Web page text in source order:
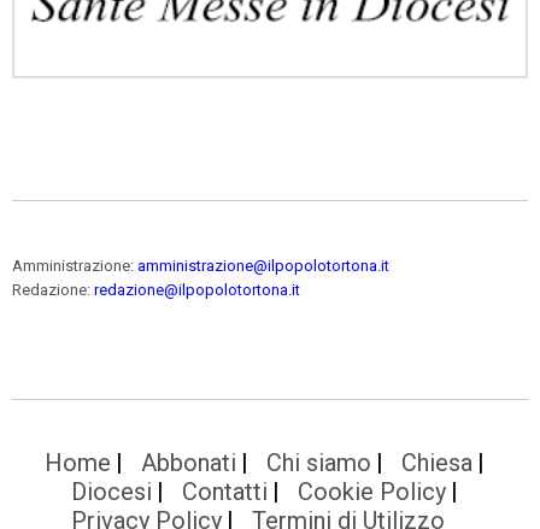
Amministrazione: amministrazione@ilpopolotortona.it
Redazione: redazione@ilpopolotortona.it
Home Abbonati Chi siamo
Chiesa
Diocesi
Contatti
Cookie Policy
Privacy Policy
Termini di Utilizzo